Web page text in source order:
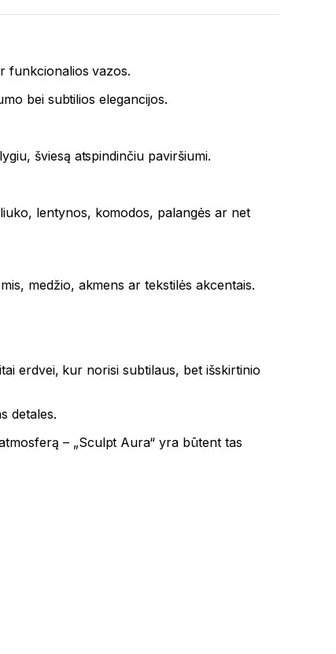
funkcionalios vazos.
bei subtilios elegancijos.
šviesą atspindinčiu paviršiumi.
lentynos, komodos, palangės ar net
medžio, akmens ar tekstilės akcentais.
erdvei, kur norisi subtilaus, bet išskirtinio
detales.
– „Sculpt Aura“ yra būtent tas